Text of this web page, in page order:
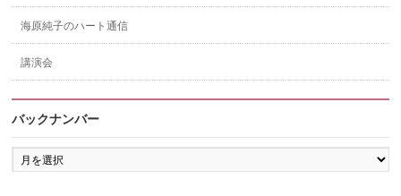
海原純子のハート通信
講演会
バックナンバー
バ
ッ